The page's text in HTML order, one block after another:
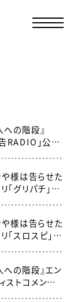
MENU CLOSE
の階段』
RADIO」公開
や様は告らせた
グリパチ」で
や様は告らせた
スロスピ」で
の階段』エン
ストコメント